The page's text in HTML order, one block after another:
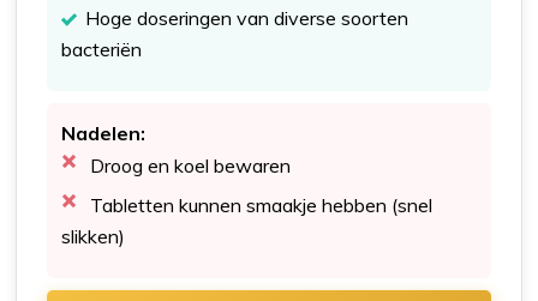
Hoge doseringen van diverse soorten
bacteriën
Nadelen:
Droog en koel bewaren
Tabletten kunnen smaakje hebben (snel
slikken)